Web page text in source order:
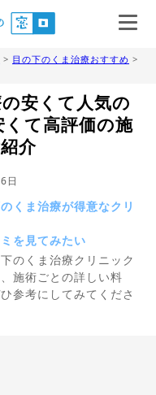
> 目の下のくま治療おすすめ >
安くて人気の
て高評価の施
介
日
くま治療が得意なクリ
を見てみたい
のくま治療クリニック
施術ごとの詳しい料
参考にしてみてくださ